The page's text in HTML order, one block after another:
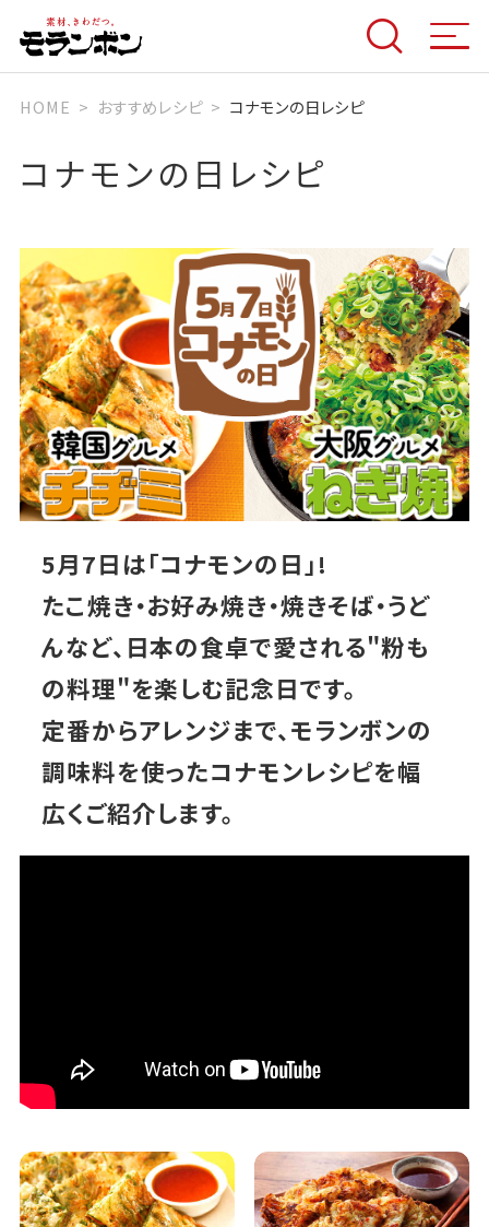
HOME おすすめレシピ コナモンの日レシピ
コナモンの日レシピ
5月7日は「コナモンの日」!
たこ焼き・お好み焼き・焼きそば・うど
んなど、日本の食卓で愛される"粉も
の料理"を楽しむ記念日です。
定番からアレンジまで、モランボンの
調味料を使ったコナモンレシピを幅
広くご紹介します。